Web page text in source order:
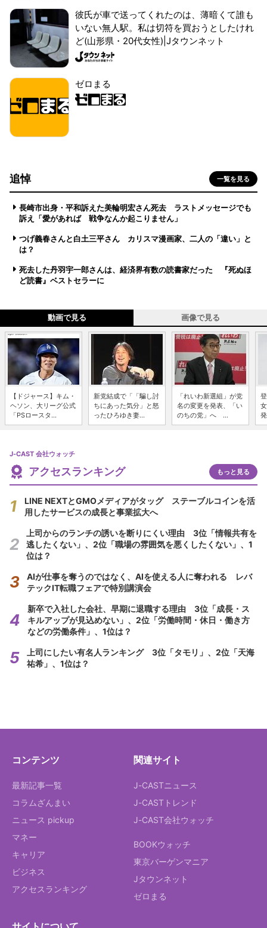
彼氏が車で送ってくれたのは、薄暗くて誰も
いない無人駅。私は切符を買おうとしたけれ
ど(山形県・20代女性)|Jタウンネット
ゼロまる
追悼 一覧を見る
長崎市出身・平和訴えた美輪明宏さん死去 ラストメッセージでも
訴え「愛があれば 戦争なんか起こりません」
つげ義春さんと白土三平さん カリスマ漫画家、二人の「違い」と
は？
死去した丹羽宇一郎さんは、経済界有数の読書家だった 『死ぬほ
ど読書』ベストセラーに
動画で見る 画像で見る
【ドジャース】キム・
ヘソン、大リーグ公式
「PSロースタ...
新党結成で「「騙し討
ちにあった気分」と怒
ったひろゆき妻...
「れいわ新選組」が党
名の変更を発表、「い
のちの党」へ ...
J-CAST 会社ウォッチ
アクセスランキング もっと見る
LINE NEXTとGMOメディアがタッグ ステーブルコインを活
用したサービスの成長と事業拡大へ
上司からのランチの誘いを断りにくい理由 3位「情報共有を
逃したくない」、2位「職場の雰囲気を悪くしたくない」、1
位は？
AIが仕事を奪うのではなく、AIを使える人に奪われる レバ
テックIT転職フェアで特別講演会
新卒で入社した会社、早期に退職する理由 3位「成長・ス
キルアップが見込めない」、2位「労働時間・休日・働き方
などの労働条件」、1位は？
上司にしたい有名人ランキング 3位「タモリ」、2位「天海
祐希」、1位は？
コンテンツ
最新記事一覧
コラムざんまい
ニュース pickup
マネー
キャリア
ビジネス
アクセスランキング
関連サイト
J-CASTニュース
J-CASTトレンド
J-CAST会社ウォッチ
BOOKウォッチ
東京バーゲンマニア
Jタウンネット
ゼロまる